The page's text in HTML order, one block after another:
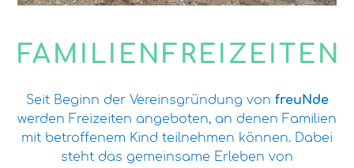
FAMILIENFREIZEITEN
Seit Beginn der Vereinsgründung von freuNde
werden Freizeiten angeboten, an denen Familien
mit betroffenem Kind teilnehmen können. Dabei
steht das gemeinsame Erleben von